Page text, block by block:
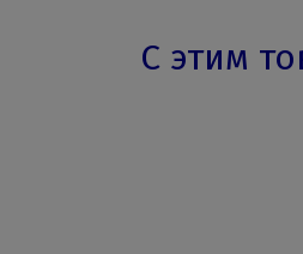
С этим